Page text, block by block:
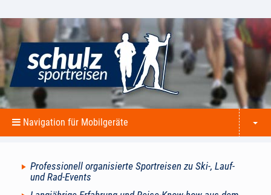
Navigation für Mobilgeräte
Professionell organisierte Sportreisen zu Ski-, Lauf-
und Rad-Events